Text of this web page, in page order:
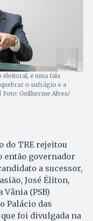
eleitoral, e uma fala
o sufrágio e a
Foto: Guilherme Alves/
do TRE rejeitou
então governador
a sucessor,
José Éliton,
Vânia (PSB)
Palácio das
foi divulgada na